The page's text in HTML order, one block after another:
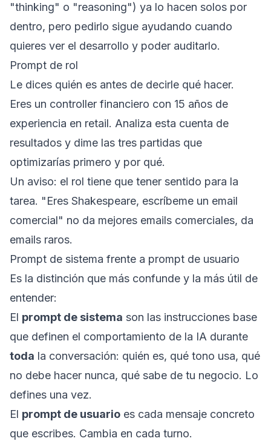
"thinking" o "reasoning") ya lo hacen solos por
dentro, pero pedirlo sigue ayudando cuando
quieres ver el desarrollo y poder auditarlo.
Prompt de rol
Le dices quién es antes de decirle qué hacer.
Eres un controller financiero con 15 años de
experiencia en retail. Analiza esta cuenta de
resultados y dime las tres partidas que
optimizarías primero y por qué.
Un aviso: el rol tiene que tener sentido para la
tarea. "Eres Shakespeare, escríbeme un email
comercial" no da mejores emails comerciales, da
emails raros.
Prompt de sistema frente a prompt de usuario
Es la distinción que más confunde y la más útil de
entender:
El prompt de sistema son las instrucciones base
que definen el comportamiento de la IA durante
toda la conversación: quién es, qué tono usa, qué
no debe hacer nunca, qué sabe de tu negocio. Lo
defines una vez.
El prompt de usuario es cada mensaje concreto
que escribes. Cambia en cada turno.